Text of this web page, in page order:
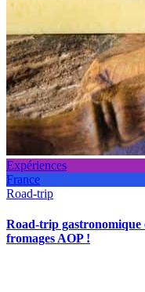
Expériences
France
Road-trip
Road-trip gastronomique
fromages AOP !